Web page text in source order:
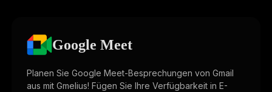
Google Meet
Planen Sie Google Meet-Besprechungen von Gmail
aus mit Gmelius! Fügen Sie Ihre Verfügbarkeit in E-